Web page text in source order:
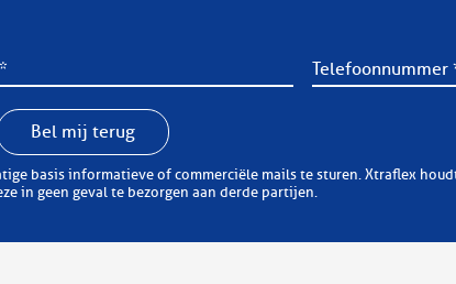
Bel mij terug
mails te sturen. Xtraflex houdt zich er aan zorgvuldig om te springen met uw
in geen geval te bezorgen aan derde partijen.